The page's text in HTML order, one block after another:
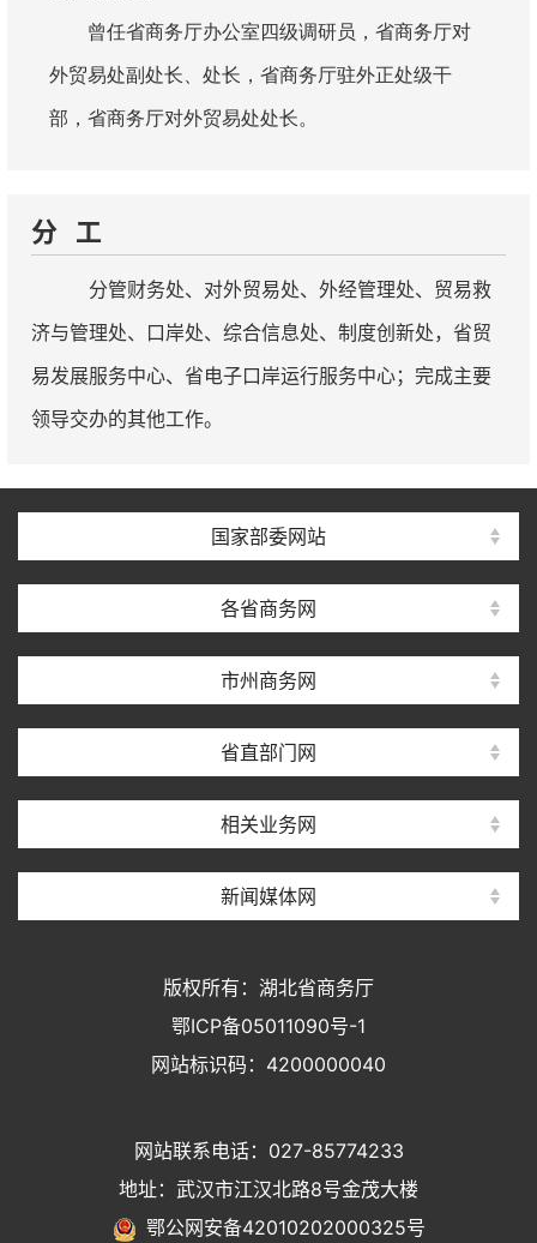
曾任省商务厅办公室四级调研员，省商务厅对
外贸易处副处长、处长，省商务厅驻外正处级干
部，省商务厅对外贸易处处长。
分 工
分管财务处、对外贸易处、外经管理处、贸易救
济与管理处、口岸处、综合信息处、制度创新处，省贸
易发展服务中心、省电子口岸运行服务中心；完成主要
领导交办的其他工作。
国家部委网站
各省商务网
市州商务网
省直部门网
相关业务网
新闻媒体网
版权所有：湖北省商务厅
鄂ICP备05011090号-1
网站标识码：4200000040
网站联系电话：027-85774233
地址：武汉市江汉北路8号金茂大楼
鄂公网安备42010202000325号